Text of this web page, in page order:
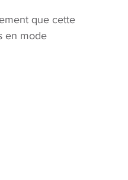
que cette
en mode